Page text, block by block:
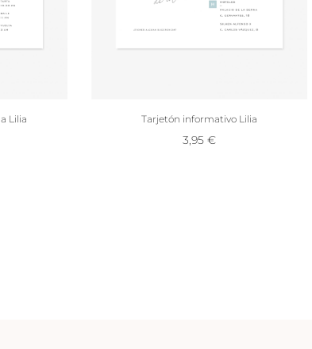
Lilia Tarjetón informativo Lilia
3,95 €